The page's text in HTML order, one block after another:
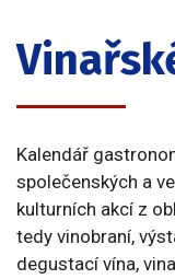
Kalendář
společenských a
kulturních akcí z
tedy vinobraní,
degustací vína,